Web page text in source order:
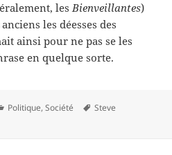
lesBienveillantes)
les déesses des
ainsi pour ne pas se les
en quelque sorte.
Categories
Politique,Société Tags
Steve